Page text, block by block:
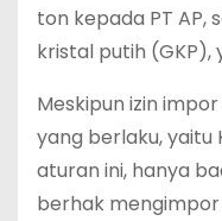
ton kepada PT AP,
kristal putih (GKP),
Meskipun izin
yang berlaku, yaitu
aturan ini, hanya
berhak mengimpor